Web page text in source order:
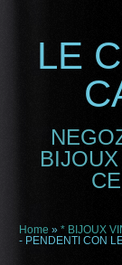
LE
Home » * BIJOUX
- PENDENTI CON